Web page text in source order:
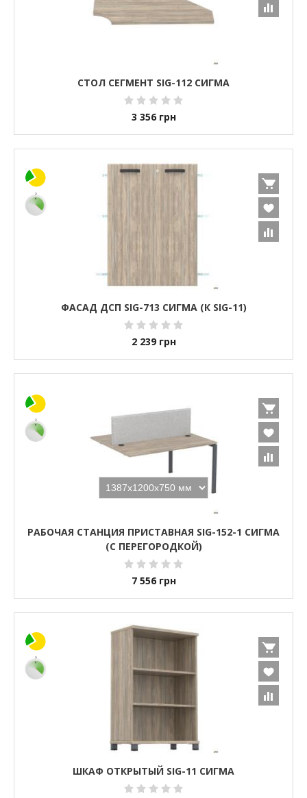
СТОЛ СЕГМЕНТ SIG-112 СИГМА
3 356 грн
ФАСАД ДСП SIG-713 СИГМА (К SIG-11)
2 239 грн
РАБОЧАЯ СТАНЦИЯ ПРИСТАВНАЯ SIG-152-1 СИГМА
(С ПЕРЕГОРОДКОЙ)
7 556 грн
ШКАФ ОТКРЫТЫЙ SIG-11 СИГМА